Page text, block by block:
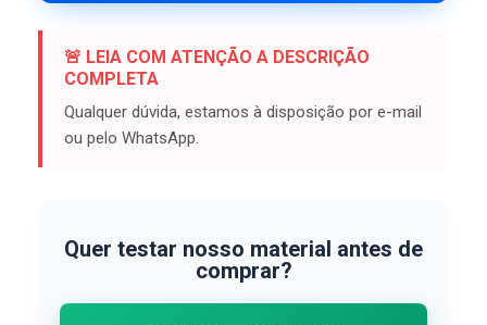
🚨 LEIA COM ATENÇÃO A DESCRIÇÃO
COMPLETA
Qualquer dúvida, estamos à disposição por e-mail
ou pelo WhatsApp.
Quer testar nosso material antes de
comprar?